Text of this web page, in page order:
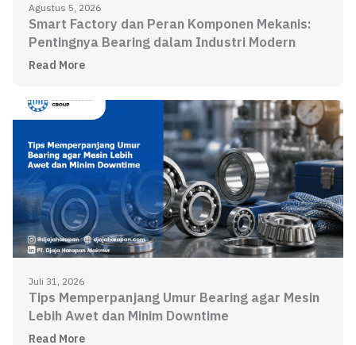
Smart Factory dan Peran Komponen Mekanis:
Pentingnya Bearing dalam Industri Modern
Agustus 5, 2026
Read More
Tips Memperpanjang Umur Bearing agar Mesin
Lebih Awet dan Minim Downtime
Juli 31, 2026
Read More